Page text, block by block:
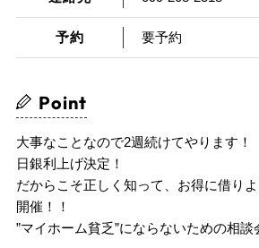
予約 要予約
Point
大事なことなので2週続けてやります！
日銀利上げ決定！
だからこそ正しく知って、お得に借りよ
開催！！
”マイホーム貧乏”にならないための相談